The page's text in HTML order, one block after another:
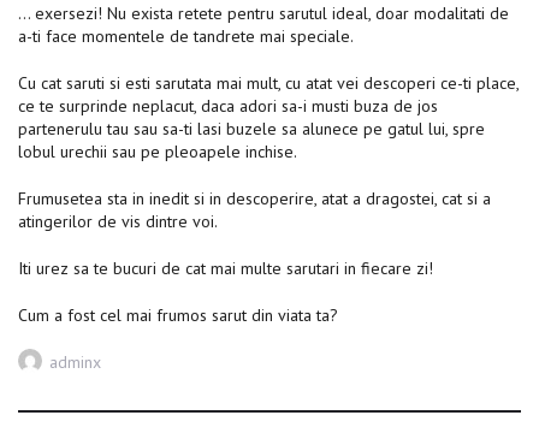
… exersezi! Nu exista retete pentru sarutul ideal, doar modalitati de
a-ti face momentele de tandrete mai speciale.
Cu cat saruti si esti sarutata mai mult, cu atat vei descoperi ce-ti place,
ce te surprinde neplacut, daca adori sa-i musti buza de jos
partenerulu tau sau sa-ti lasi buzele sa alunece pe gatul lui, spre
lobul urechii sau pe pleoapele inchise.
Frumusetea sta in inedit si in descoperire, atat a dragostei, cat si a
atingerilor de vis dintre voi.
Iti urez sa te bucuri de cat mai multe sarutari in fiecare zi!
Cum a fost cel mai frumos sarut din viata ta?
Author
adminx